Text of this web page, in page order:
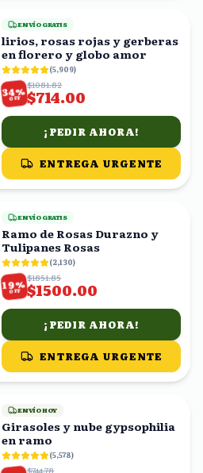
ENVÍO GRATIS
lirios, rosas rojas y gerberas
en florero y globo amor
(5,909)
34%
OFF
$1081.82
$714.00
¡PEDIR AHORA!
ENTREGA URGENTE
ENVÍO GRATIS
Ramo de Rosas Durazno y
Tulipanes Rosas
(2,130)
19%
OFF
$1851.85
$1500.00
¡PEDIR AHORA!
ENTREGA URGENTE
ENVÍO HOY
Girasoles y nube gypsophilia
en ramo
(5,578)
$744.78